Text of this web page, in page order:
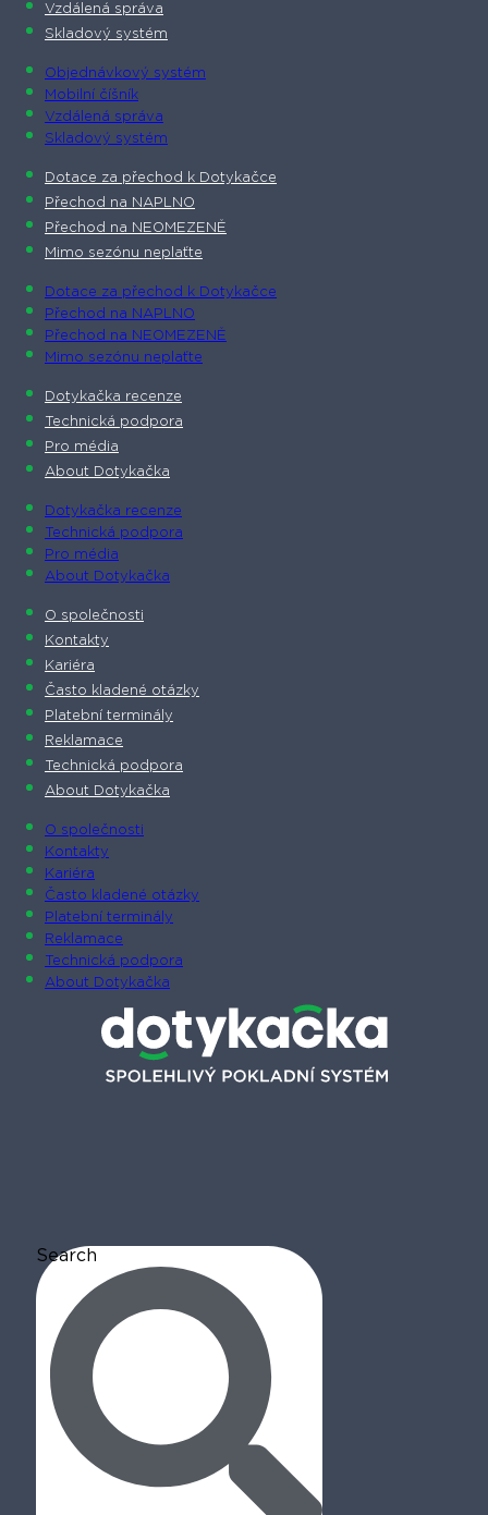
Vzdálená správa
Skladový systém
Objednávkový systém
Mobilní číšník
Vzdálená správa
Skladový systém
Dotace za přechod k Dotykačce
Přechod na NAPLNO
Přechod na NEOMEZENĚ
Mimo sezónu neplaťte
Dotace za přechod k Dotykačce
Přechod na NAPLNO
Přechod na NEOMEZENĚ
Mimo sezónu neplaťte
Dotykačka recenze
Technická podpora
Pro média
About Dotykačka
Dotykačka recenze
Technická podpora
Pro média
About Dotykačka
O společnosti
Kontakty
Kariéra
Často kladené otázky
Platební terminály
Reklamace
Technická podpora
About Dotykačka
O společnosti
Kontakty
Kariéra
Často kladené otázky
Platební terminály
Reklamace
Technická podpora
About Dotykačka
Search